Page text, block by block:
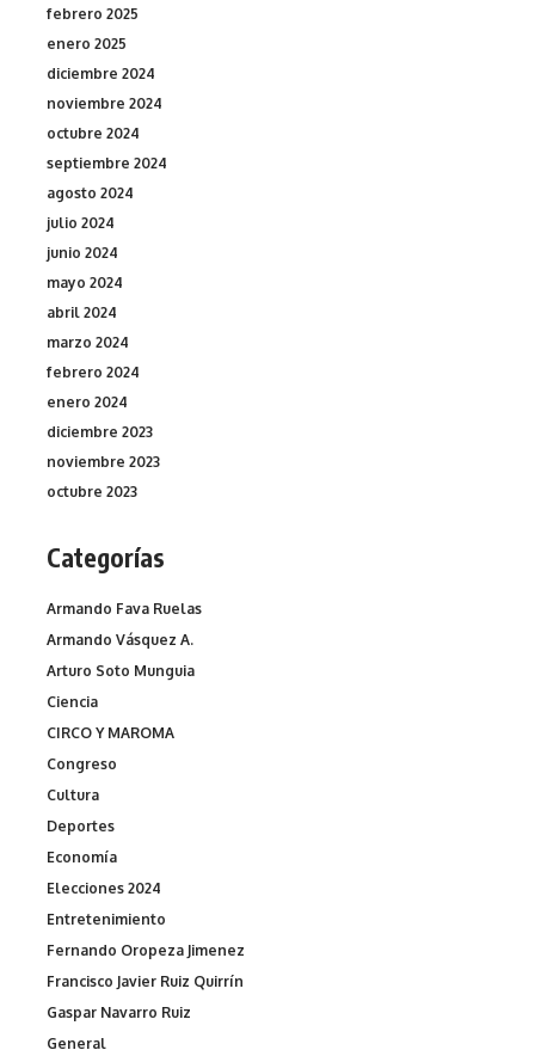
febrero 2025
enero 2025
diciembre 2024
noviembre 2024
octubre 2024
septiembre 2024
agosto 2024
julio 2024
junio 2024
mayo 2024
abril 2024
marzo 2024
febrero 2024
enero 2024
diciembre 2023
noviembre 2023
octubre 2023
Categorías
Armando Fava Ruelas
Armando Vásquez A.
Arturo Soto Munguia
Ciencia
CIRCO Y MAROMA
Congreso
Cultura
Deportes
Economía
Elecciones 2024
Entretenimiento
Fernando Oropeza Jimenez
Francisco Javier Ruiz Quirrín
Gaspar Navarro Ruiz
General